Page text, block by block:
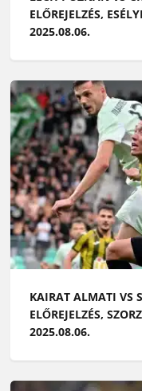
ELŐREJELZÉS,
2025.08.06.
KAIRAT ALMATI VS
ELŐREJELZÉS,
2025.08.06.